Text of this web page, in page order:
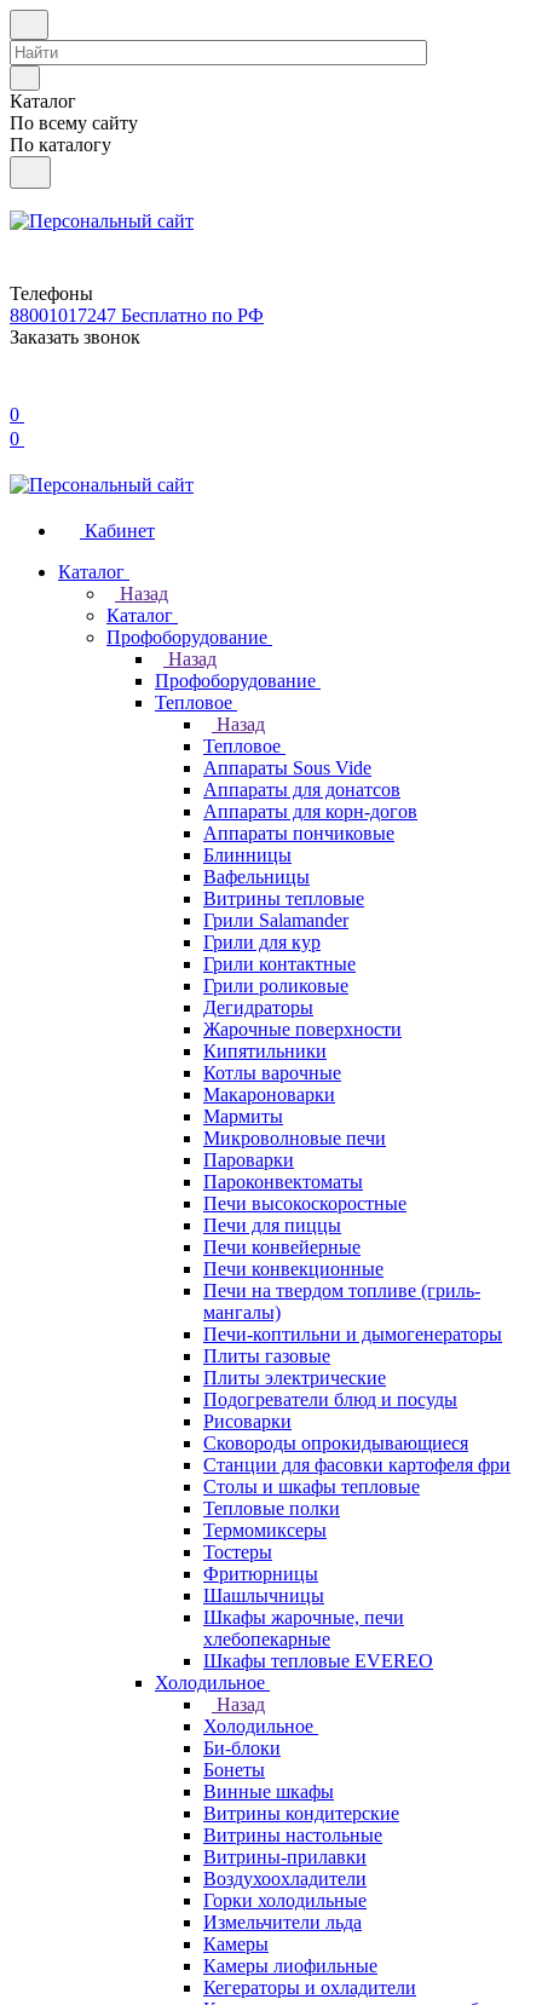
Каталог
По всему сайту
По каталогу
Телефоны
88001017247 Бесплатно по РФ
Заказать звонок
0
0
Кабинет
Каталог
Назад
Каталог
Профоборудование
Назад
Профоборудование
Тепловое
Назад
Тепловое
Аппараты Sous Vide
Аппараты для донатсов
Аппараты для корн-догов
Аппараты пончиковые
Блинницы
Вафельницы
Витрины тепловые
Грили Salamander
Грили для кур
Грили контактные
Грили роликовые
Дегидраторы
Жарочные поверхности
Кипятильники
Котлы варочные
Макароноварки
Мармиты
Микроволновые печи
Пароварки
Пароконвектоматы
Печи высокоскоростные
Печи для пиццы
Печи конвейерные
Печи конвекционные
Печи на твердом топливе (гриль-
мангалы)
Печи-коптильни и дымогенераторы
Плиты газовые
Плиты электрические
Подогреватели блюд и посуды
Рисоварки
Сковороды опрокидывающиеся
Станции для фасовки картофеля фри
Столы и шкафы тепловые
Тепловые полки
Термомиксеры
Тостеры
Фритюрницы
Шашлычницы
Шкафы жарочные, печи
хлебопекарные
Шкафы тепловые EVEREO
Холодильное
Назад
Холодильное
Би-блоки
Бонеты
Винные шкафы
Витрины кондитерские
Витрины настольные
Витрины-прилавки
Воздухоохладители
Горки холодильные
Измельчители льда
Камеры
Камеры лиофильные
Кегераторы и охладители